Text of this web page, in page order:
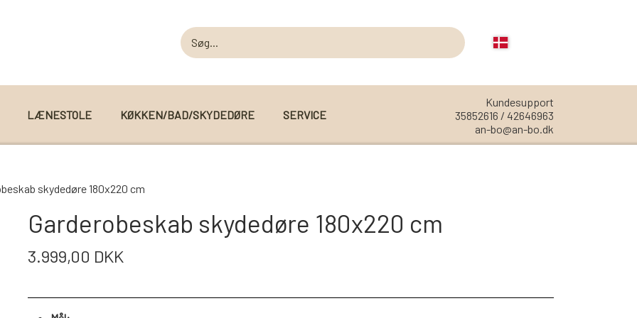
MODUL SOFAER
MODUL SOFA DETROIT
MODUL SOFA SEATTLE
REOL MISTRAL
REOLER/OPBEVARING
LÆNESTOLE KØKKEN/BAD/SKYDEDØRE SERVICE
Kundesupport
35852616 / 42646963
an-bo@an-bo.dk
skydedøre 180x220 cm
Garderobeskab skydedøre 180x220 cm
3.999,00 DKK